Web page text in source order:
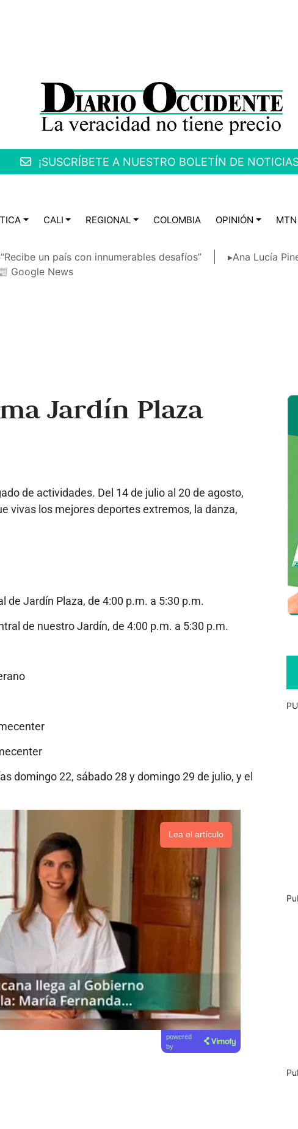
¡SUSCRÍBETE A NUESTRO BOLETÍN DE
CALI REGIONAL COLOMBIA OPINIÓN MTN
un país con innumerables desafíos”
▸Ana Lucía
Google News
Jardín Plaza
de actividades. Del 14 de julio al 20 de agosto,
vivas los mejores deportes extremos, la danza,
de Jardín Plaza, de 4:00 p.m. a 5:30 p.m.
de nuestro Jardín, de 4:00 p.m. a 5:30 p.m.
domingo 22, sábado 28 y domingo 29 de julio, y el
Lea el artículo
powered
by